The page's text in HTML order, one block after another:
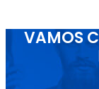
VAMOS